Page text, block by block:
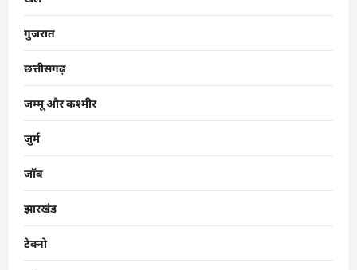
गुजरात
छत्तीसगढ़
जम्मू और कश्मीर
जुर्म
जॉब
झारखंड
टेक्नो